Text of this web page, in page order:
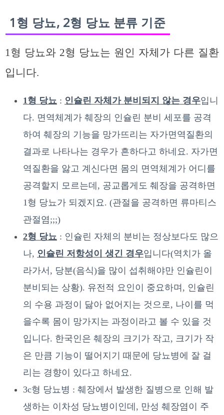
1형 당뇨, 2형 당뇨 분류 기준
1형 당뇨와 2형 당뇨는 원인 자체가 다른 질환
입니다.
1형 당뇨 : 인슐린 자체가 분비되지 않는 경우입니
다. 면역체계가 췌장의 인슐린 분비 세포를 공격
하여 췌장의 기능을 망가뜨리는 자가면역질환의
결과로 나타나는 경우가 흔하다고 하네요. 자가면
역질환을 앓고 계신다면 몸의 면역체계가 어디를
공격할지 모르는데, 공교롭게도 췌장을 공격하면
1형 당뇨가 되겠지요. (관절을 공격하면 류마티스
관절염;;;)
2형 당뇨 : 인슐린 자체의 분비는 정상보다도 많으
나, 인슐린 저항성이 생긴 경우입니다(역치가 올
라가서, 당분(음식)을 많이 섭취해야만 인슐린이
분비되는 상황). 유전적 요인이 중요하며, 인슐린
의 수용 과정이 닳아 없어지는 것으로, 나이를 먹
을수록 몸이 망가지는 과정이라고 볼 수 있을 것
입니다. 한국인은 췌장의 크기가 작고, 크기가 작
은 만큼 기능이 떨어지기 때문에 당뇨병에 잘 걸
리는 경향이 있다고 하네요.
3c형 당뇨병 : 췌장에서 발생한 질병으로 인해 발
생하는 이차성 당뇨병이인데, 만성 췌장염이 주